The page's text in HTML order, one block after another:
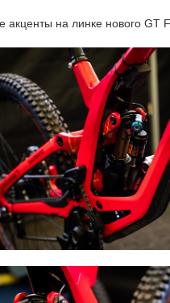
акценты на линке нового GT